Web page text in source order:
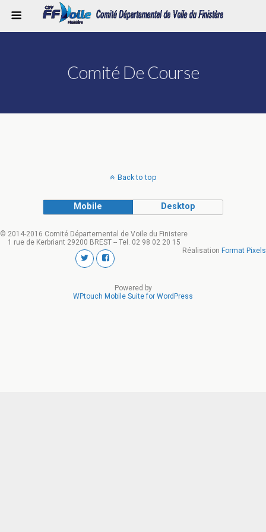
Comité De Course
Back to top
Mobile Desktop
© 2014-2016 Comité Départemental de Voile du Finistere
1 rue de Kerbriant 29200 BREST -- Tel. 02 98 02 20 15
Réalisation Format Pixels
Powered by
WPtouch Mobile Suite for WordPress